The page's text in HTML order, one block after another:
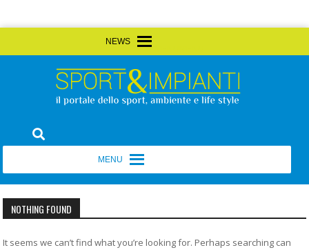
to
Sport&Impianti
NOTHING FOUND
It seems we can’t find what you’re looking for. Perhaps searching can